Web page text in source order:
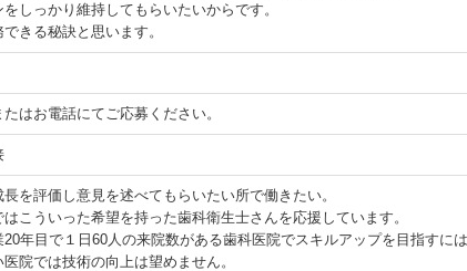
しっかり維持してもらいたいからです。
きる秘訣と思います。
はお電話にてご応募ください。
を評価し意見を述べてもらいたい所で働きたい。
こういった希望を持った歯科衛生士さんを応援しています。
年目で１日60人の来院数がある歯科医院でスキルアップを目指すに
院では技術の向上は望めません。